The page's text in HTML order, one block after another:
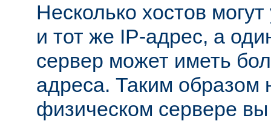
Несколько хостов
и тот же IP-адрес, а
сервер может иметь
адреса. Таким образом
физическом сервере